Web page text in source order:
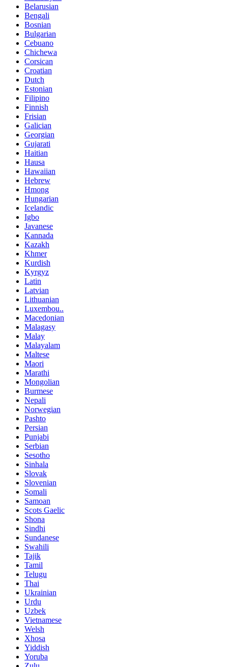
Belarusian
Bengali
Bosnian
Bulgarian
Cebuano
Chichewa
Corsican
Croatian
Dutch
Estonian
Filipino
Finnish
Frisian
Galician
Georgian
Gujarati
Haitian
Hausa
Hawaiian
Hebrew
Hmong
Hungarian
Icelandic
Igbo
Javanese
Kannada
Kazakh
Khmer
Kurdish
Kyrgyz
Latin
Latvian
Lithuanian
Luxembou..
Macedonian
Malagasy
Malay
Malayalam
Maltese
Maori
Marathi
Mongolian
Burmese
Nepali
Norwegian
Pashto
Persian
Punjabi
Serbian
Sesotho
Sinhala
Slovak
Slovenian
Somali
Samoan
Scots Gaelic
Shona
Sindhi
Sundanese
Swahili
Tajik
Tamil
Telugu
Thai
Ukrainian
Urdu
Uzbek
Vietnamese
Welsh
Xhosa
Yiddish
Yoruba